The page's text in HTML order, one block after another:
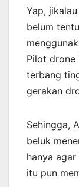
Yap,
belum
Pilot drone
terbang
gerakan
Sehingga,
beluk
hanya
itu pun